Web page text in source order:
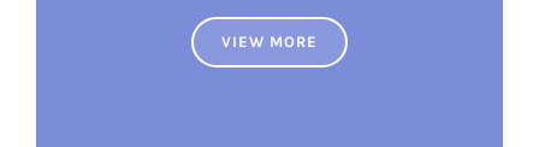
VIEW MORE